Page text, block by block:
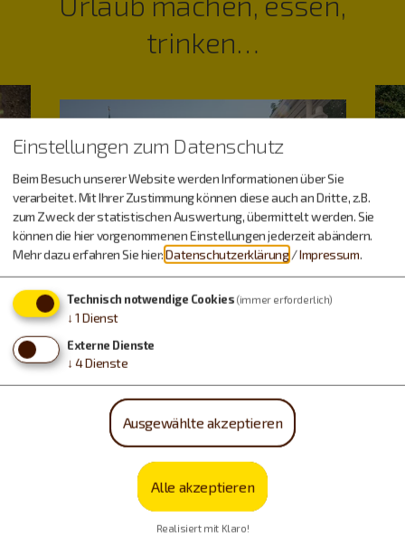
trinken…
Essen & Trinken
Einstellungen zum Datenschutz
Beim Besuch unserer Website werden Informationen über Sie
verarbeitet. Mit Ihrer Zustimmung können diese auch an Dritte, z.B.
zum Zweck der statistischen Auswertung, übermittelt werden. Sie
können die hier vorgenommenen Einstellungen jederzeit abändern.
Mehr dazu erfahren Sie hier:Datenschutzerklärung /Impressum.
Technisch notwendige Cookies (immer erforderlich)
↓ 1 Dienst
Externe Dienste
↓ 4Dienste
Ausgewählte akzeptieren
Alle akzeptieren
Realisiert mit Klaro!